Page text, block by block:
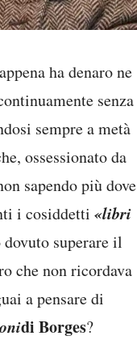
ha denaro ne
senza
sempre a metà
ossessionato da
sapendo più dove
i cosiddetti «libri
superare il
che non ricordava
a pensare di
di Borges?